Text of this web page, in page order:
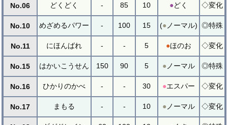
No.06 どくどく - 85 10 ●どく ◇変化
No.10 めざめるパワー - 100 15 (● ノーマル) ◎特殊
No.11 にほんばれ - - 5 ●ほのお ◇変化
No.15 はかいこうせん 150 90 5 ● ノーマル ◎特殊
No.16 ひかりのかべ - - 30 ●エスパー ◇変化
No.17 まもる - - 10 ● ノーマル ◇変化